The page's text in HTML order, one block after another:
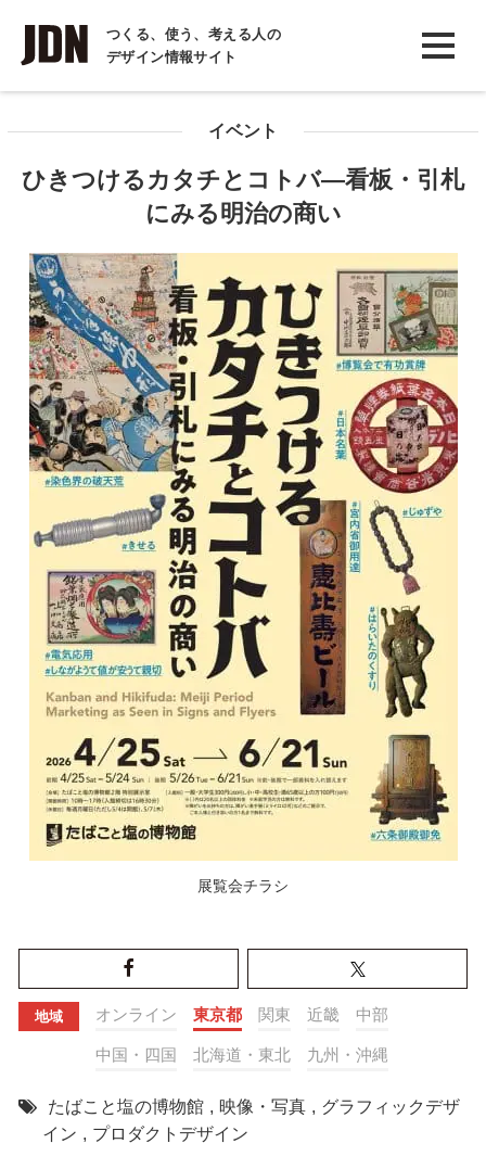
つくる、使う、考える人の
デザイン情報サイト
INTERVIEW
インタビュー
COLUMN
イベント
ひきつけるカタチとコトバ―看板・引札
にみる明治の商い
展覧会チラシ
地域 オンライン 東京都 関東 近畿 中部
中国・四国 北海道・東北 九州・沖縄
たばこと塩の博物館 , 映像・写真 , グラフィックデザ
イン , プロダクトデザイン